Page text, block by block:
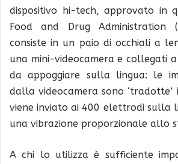
dispositivo hi-tech, approvato in
Food and Drug Administration
consiste in un paio di occhiali a
una mini-videocamera e collegati
da appoggiare sulla lingua: le
dalla videocamera sono ‘tradotte’
viene inviato ai 400 elettrodi sulla
una vibrazione proporzionale allo
A chi lo utilizza è sufficiente